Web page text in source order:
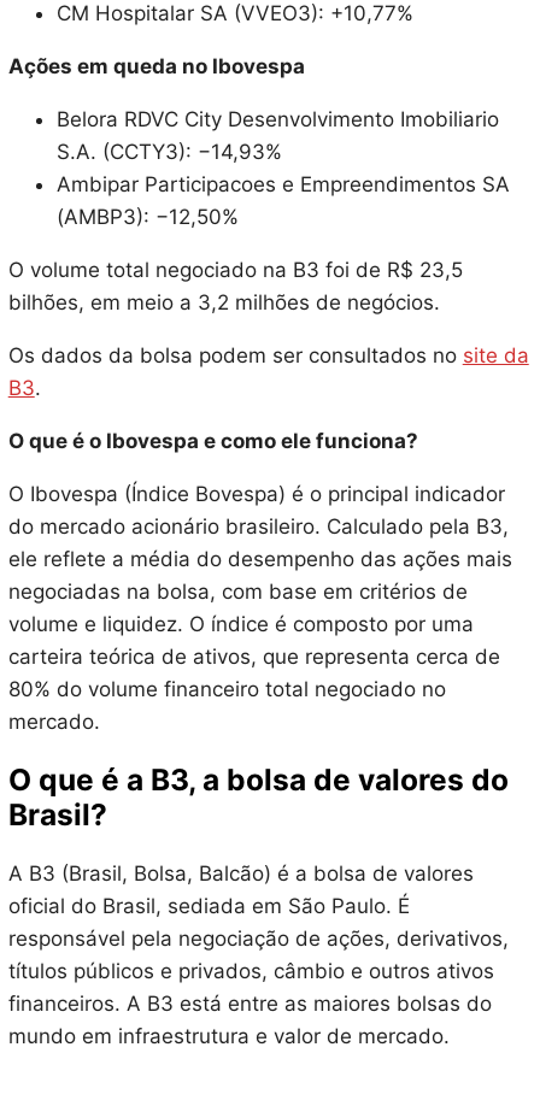
CM Hospitalar SA (VVEO3): +10,77%
Ações em queda no Ibovespa
Belora RDVC City Desenvolvimento Imobiliario
S.A. (CCTY3): −14,93%
Ambipar Participacoes e Empreendimentos SA
(AMBP3): −12,50%
O volume total negociado na B3 foi de R$ 23,5
bilhões, em meio a 3,2 milhões de negócios.
Os dados da bolsa podem ser consultados no site da
B3.
O que é o Ibovespa e como ele funciona?
O Ibovespa (Índice Bovespa) é o principal indicador
do mercado acionário brasileiro. Calculado pela B3,
ele reflete a média do desempenho das ações mais
negociadas na bolsa, com base em critérios de
volume e liquidez. O índice é composto por uma
carteira teórica de ativos, que representa cerca de
80% do volume financeiro total negociado no
mercado.
O que é a B3, a bolsa de valores do
Brasil?
A B3 (Brasil, Bolsa, Balcão) é a bolsa de valores
oficial do Brasil, sediada em São Paulo. É
responsável pela negociação de ações, derivativos,
títulos públicos e privados, câmbio e outros ativos
financeiros. A B3 está entre as maiores bolsas do
mundo em infraestrutura e valor de mercado.